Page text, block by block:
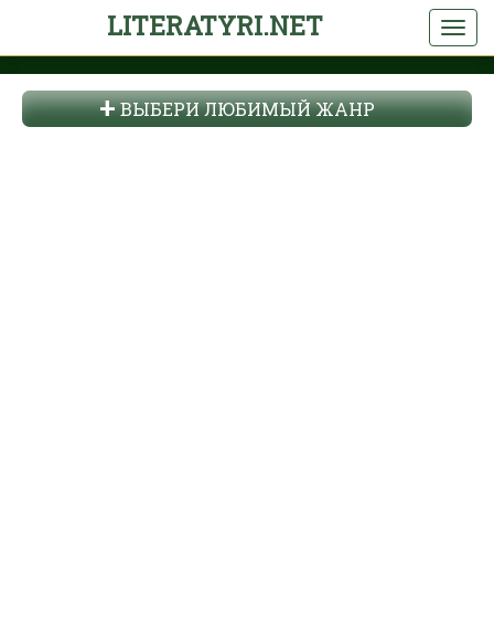
LITERATYRI.NET
ВЫБЕРИ ЛЮБИМЫЙ ЖАНР